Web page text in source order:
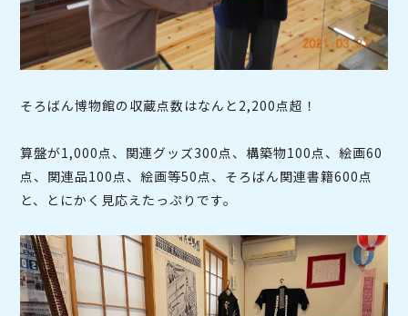
そろばん博物館の収蔵点数はなんと2,200点超！
算盤が1,000点、関連グッズ300点、構築物100点、絵画60
点、関連品100点、絵画等50点、そろばん関連書籍600点
と、とにかく見応えたっぷりです。